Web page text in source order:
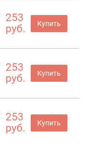
253
руб.
Купить
253
руб.
Купить
253
руб.
Купить